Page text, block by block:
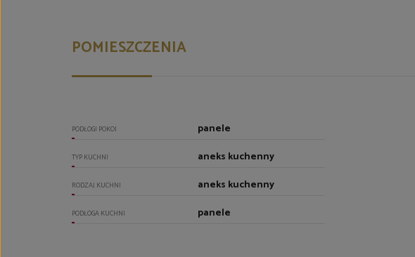
POMIESZCZENIA
PODŁOGI POKOI panele
TYP KUCHNI aneks kuchenny
RODZAJ KUCHNI aneks kuchenny
PODŁOGA KUCHNI panele